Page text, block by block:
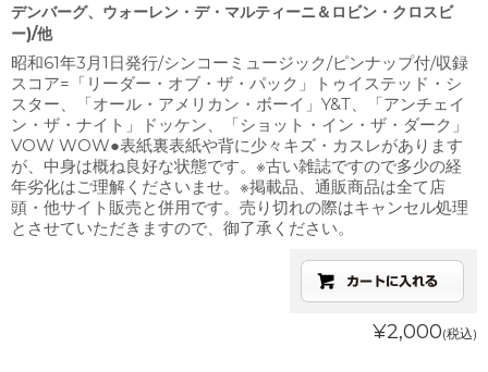
デンバーグ、ウォーレン・デ・マルティーニ＆ロビン・クロスビ
ー)/他
昭和61年3月1日発行/シンコーミュージック/ピンナップ付/収録
スコア=「リーダー・オブ・ザ・パック」トゥイステッド・シ
スター、「オール・アメリカン・ボーイ」Y&T、「アンチェイ
ン・ザ・ナイト」ドッケン、「ショット・イン・ザ・ダーク」
VOW WOW●表紙裏表紙や背に少々キズ・カスレがあります
が、中身は概ね良好な状態です。※古い雑誌ですので多少の経
年劣化はご理解くださいませ。※掲載品、通販商品は全て店
頭・他サイト販売と併用です。売り切れの際はキャンセル処理
とさせていただきますので、御了承ください。
¥2,000(税込)